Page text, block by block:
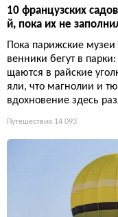
10 французских
й, пока их не
Пока парижские
венники бегут в
щаются в райские
яли, что магнолии и
вдохновение здесь
Путешествия 14 093